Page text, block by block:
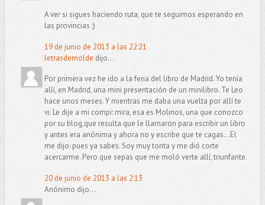
A ver si sigues haciendo ruta, que te seguimos esperando en
las provincias ;)
19 de junio de 2013 a las 22:21
letrasdemolde dijo...
Por primera vez he ido a la feria del libro de Madrid. Yo tenía
allí, en Madrid, una mini presentación de un minilibro. Te Leo
hace unos meses. Y mientras me daba una vuelta por allí te
vi. Le dije a mi compi: mira, esa es Molinos, una que conozco
por su blog,que resulta que le llamaron para escribir un libro
y antes era anónima y ahora no y escribe que te cagas...El
me dijo: pues ya sabes. Soy muy tonta y me dió corte
acercarme. Pero que sepas que me moló verte allí, triunfante.
20 de junio de 2013 a las 2:13
Anónimo dijo...